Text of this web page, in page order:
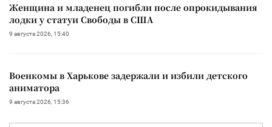
Женщина и младенец погибли после опрокидывания
лодки у статуи Свободы в США
9 августа 2026, 15:40
Военкомы в Харькове задержали и избили детского
аниматора
9 августа 2026, 15:36